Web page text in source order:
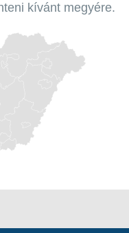
kívánt megyére.